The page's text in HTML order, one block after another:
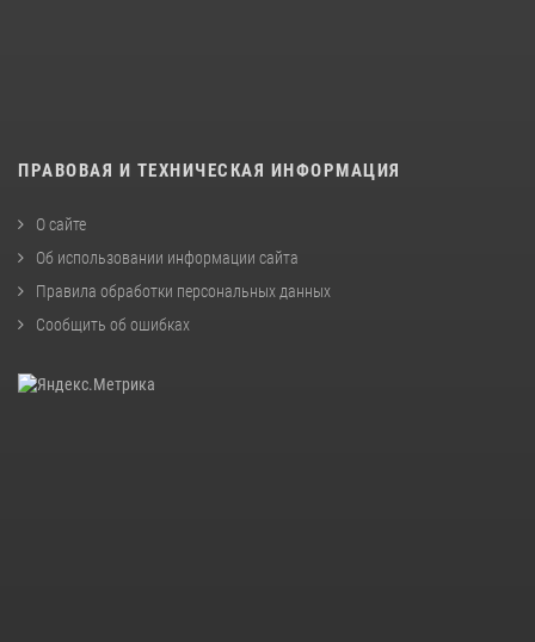
ПРАВОВАЯ И ТЕХНИЧЕСКАЯ ИНФОРМАЦИЯ
О сайте
Об использовании информации сайта
Правила обработки персональных данных
Сообщить об ошибках